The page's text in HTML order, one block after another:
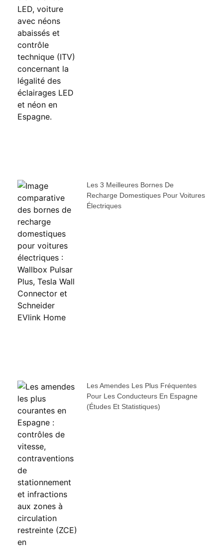
Les 3 Meilleures Bornes De
Recharge Domestiques Pour Voitures
Électriques
Les Amendes Les Plus Fréquentes
Pour Les Conducteurs En Espagne
(études Et Statistiques)